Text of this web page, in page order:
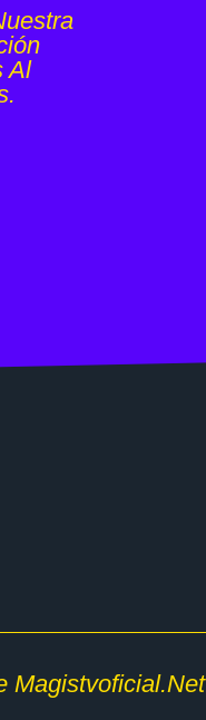
Al
Magistvoficial.net